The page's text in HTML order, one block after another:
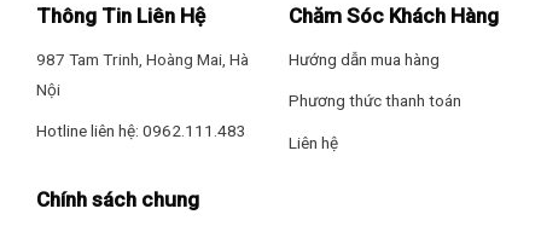
– Giảm độ trễ chơi game Auto Low Latency Mode (ALLM)
Bộ xử lý: Bộ xử lý XR Processor
Thông Tin Liên Hệ
987 Tam Trinh, Hoàng Mai, Hà
Nội
Hotline liên hệ: 0962.111.483
Chăm Sóc Khách Hàng
Hướng dẫn mua hàng
Phương thức thanh toán
Liên hệ
Chính sách chung